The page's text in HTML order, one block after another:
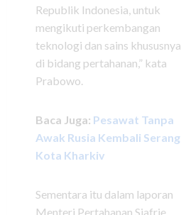
Republik Indonesia, untuk
mengikuti perkembangan
teknologi dan sains khususnya
di bidang pertahanan,” kata
Prabowo.
Baca Juga: Pesawat Tanpa
Awak Rusia Kembali Serang
Kota Kharkiv
Sementara itu dalam laporan
Menteri Pertahanan Sjafrie